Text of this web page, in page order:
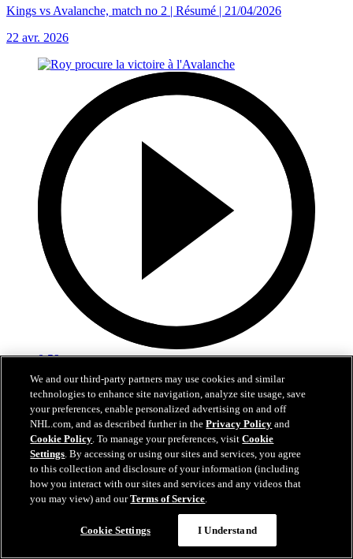
Kings vs Avalanche, match no 2 | Résumé | 21/04/2026
22 avr. 2026
0:59
Roy procure la victoire à l'Avalanche
LAK@COL: Roy bat Forsberg du revers en prolongation
22 avr. 2026
We and our third-party partners may use cookies and similar
technologies to enhance site navigation, analyze site usage, save
your preferences, enable personalized advertising on and off
NHL.com, and as described further in thePrivacy Policy and
Cookie Policy. To manage your preferences, visitCookie
Settings. By accessing or using our sites and services, you agree
to this collection and disclosure of your information (including
how you interact with our sites and services and any videos that
you may view) and ourTerms of Service.
Cookie Settings I Understand